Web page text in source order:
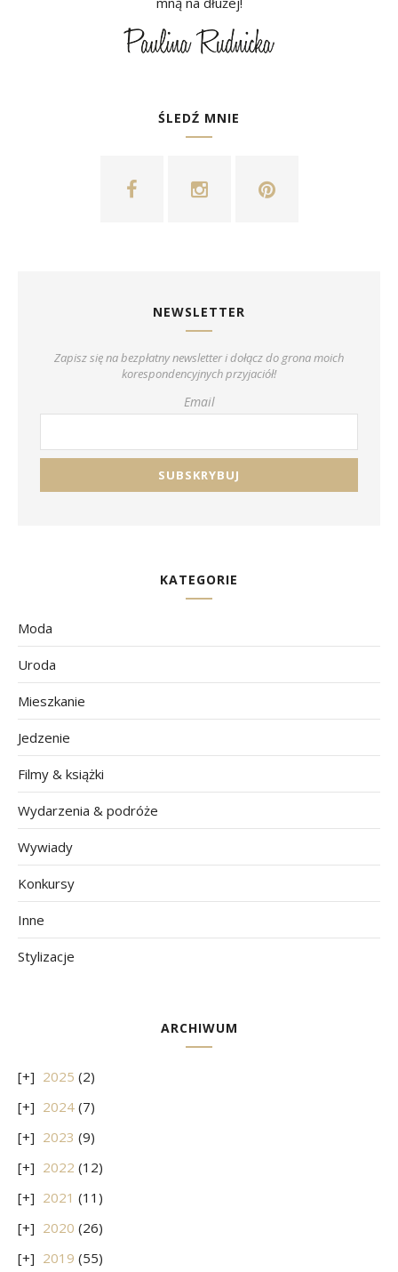
ŚLEDŹ MNIE
NEWSLETTER
Zapisz się na bezpłatny newsletter i dołącz do grona moich
korespondencyjnych przyjaciół!
Email
KATEGORIE
Moda
Uroda
Mieszkanie
Jedzenie
Filmy & książki
Wydarzenia & podróże
Wywiady
Konkursy
Inne
Stylizacje
ARCHIWUM
2025 (2)
2024 (7)
2023 (9)
2022 (12)
2021 (11)
2020 (26)
2019 (55)